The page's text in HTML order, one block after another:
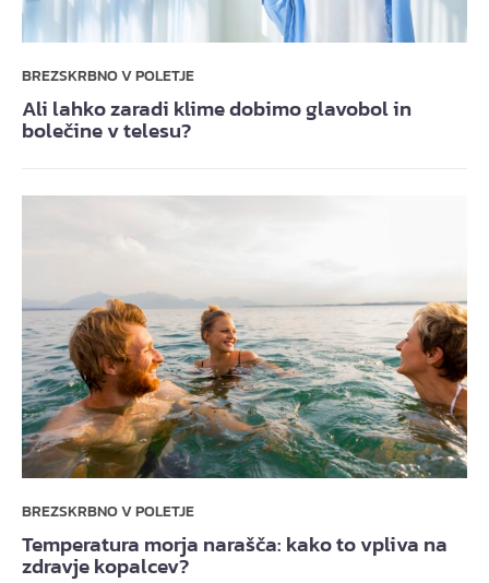
BREZSKRBNO V POLETJE
Ali lahko zaradi klime dobimo glavobol in
bolečine v telesu?
BREZSKRBNO V POLETJE
Temperatura morja narašča: kako to vpliva na
zdravje kopalcev?